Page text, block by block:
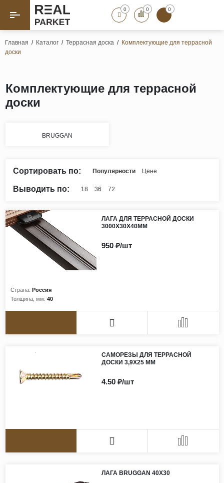
Назад Назад
Штучный паркет
Художественный паркет
Инженерная доска
Полы для ванных комнат
Ламинат
Виниловые покрытия
Стеновые панели
Паркетные лаки и масла
0 0 0
Главная / Каталог / Террасная доска / Комплектующие для террасной
доски
Комплектующие для террасной
доски
BRUGGAN
Сортировать по: Популярности Цене
Выводить по: 18 36 72
ЛАГА ДЛЯ ТЕРРАСНОЙ ДОСКИ
3000Х30Х40ММ
Страна: Россия
Толщина, мм: 40
950 ₽/шт
САМОРЕЗЫ ДЛЯ ТЕРРАСНОЙ
ДОСКИ 3,9Х25 ММ
4.50 ₽/шт
ЛАГА BRUGGAN 40Х30